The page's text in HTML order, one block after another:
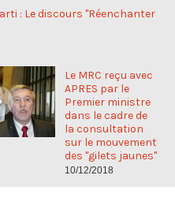
: Le discours "Réenchanter
Le MRC reçu avec
APRES par le
Premier ministre
dans le cadre de
la consultation
sur le mouvement
des "gilets jaunes"
10/12/2018